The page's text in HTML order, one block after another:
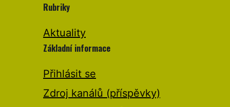
Rubriky
Aktuality
Základní informace
Přihlásit se
Zdroj kanálů (příspěvky)